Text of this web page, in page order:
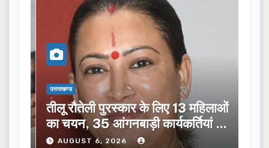
उत्तराखण्ड
तीलू रौतेली पुरस्कार के लिए 13 महिलाओं
का चयन, 35 आंगनबाड़ी कार्यकर्तियां भी
होंगी सम्मानित…
AUGUST 6, 2026